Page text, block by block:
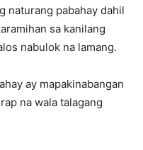
naturang pabahay dahil
sa kanilang
nabulok na lamang.
ay mapakinabangan
na wala talagang